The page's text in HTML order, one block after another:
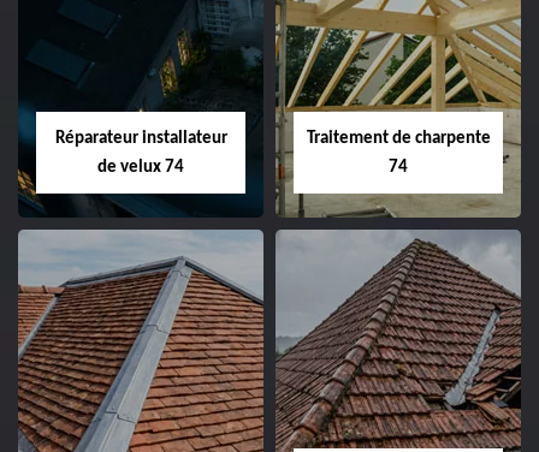
Réparateur installateur
de velux 74
Traitement de charpente
74